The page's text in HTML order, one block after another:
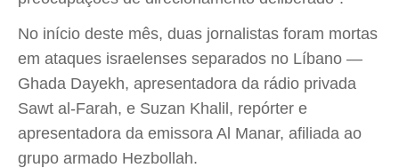
No início deste mês, duas jornalistas foram mortas
em ataques israelenses separados no Líbano —
Ghada Dayekh, apresentadora da rádio privada
Sawt al-Farah, e Suzan Khalil, repórter e
apresentadora da emissora Al Manar, afiliada ao
grupo armado Hezbollah.